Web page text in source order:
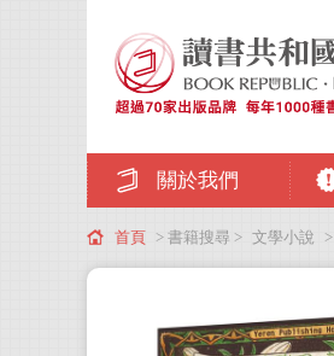
關於我們
首頁 > 書籍搜尋 > 文學小說 >